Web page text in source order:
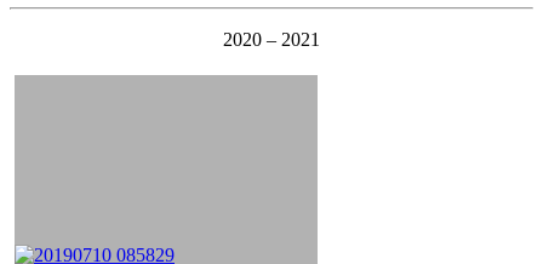
2020 – 2021